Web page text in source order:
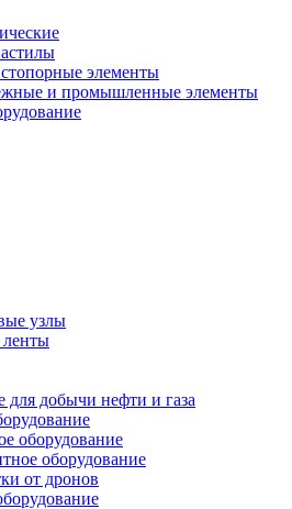
элементы
и промышленные элементы
узлы
для добычи нефти и газа
оборудование
оборудование
от дронов